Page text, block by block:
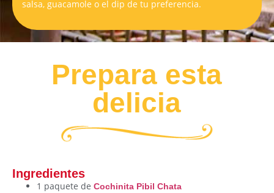
salsa, guacamole o el dip de tu preferencia.
Prepara esta
delicia
Ingredientes
1 paquete de Cochinita Pibil Chata